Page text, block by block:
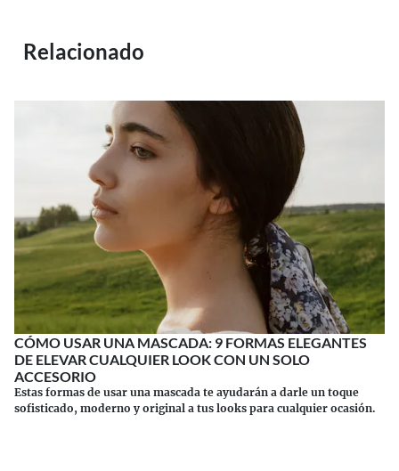
Relacionado
CÓMO USAR UNA MASCADA: 9 FORMAS ELEGANTES
DE ELEVAR CUALQUIER LOOK CON UN SOLO
ACCESORIO
Estas formas de usar una mascada te ayudarán a darle un toque
sofisticado, moderno y original a tus looks para cualquier ocasión.